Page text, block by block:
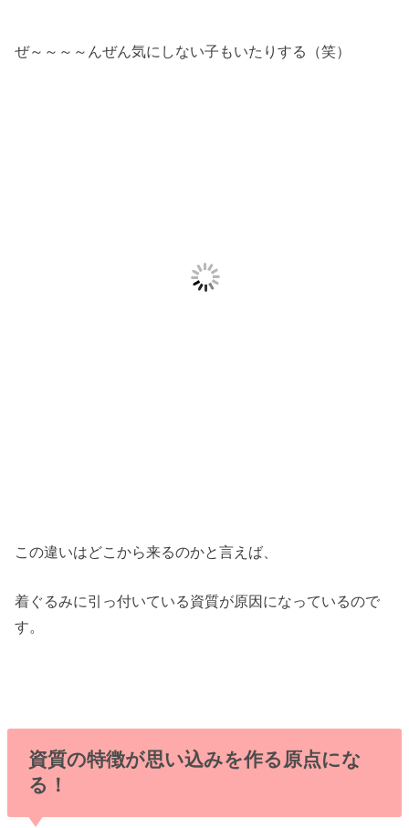
ぜ～～～～んぜん気にしない子もいたりする（笑）
この違いはどこから来るのかと言えば、
着ぐるみに引っ付いている資質が原因になっているので
す。
資質の特徴が思い込みを作る原点にな
る！